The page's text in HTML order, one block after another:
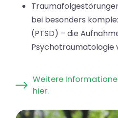
bei besonders
(PTSD) – die
Psychotraumatologie
Weitere
hier.